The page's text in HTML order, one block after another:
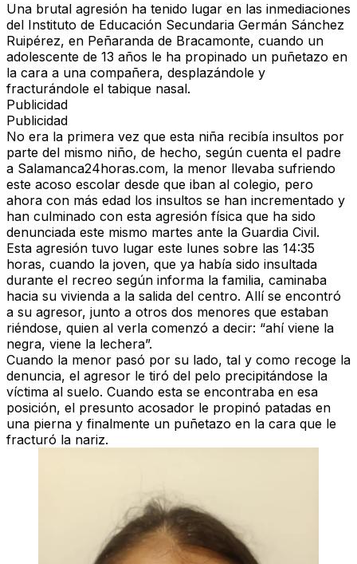
Una brutal agresión ha tenido lugar en las inmediaciones
del Instituto de Educación Secundaria Germán Sánchez
Ruipérez, en Peñaranda de Bracamonte, cuando un
adolescente de 13 años le ha propinado un puñetazo en
la cara a una compañera, desplazándole y
fracturándole el tabique nasal.
Publicidad
Publicidad
No era la primera vez que esta niña recibía insultos por
parte del mismo niño, de hecho, según cuenta el padre
a Salamanca24horas.com, la menor llevaba sufriendo
este acoso escolar desde que iban al colegio, pero
ahora con más edad los insultos se han incrementado y
han culminado con esta agresión física que ha sido
denunciada este mismo martes ante la Guardia Civil.
Esta agresión tuvo lugar este lunes sobre las 14:35
horas, cuando la joven, que ya había sido insultada
durante el recreo según informa la familia, caminaba
hacia su vivienda a la salida del centro. Allí se encontró
a su agresor, junto a otros dos menores que estaban
riéndose, quien al verla comenzó a decir: “ahí viene la
negra, viene la lechera”.
Cuando la menor pasó por su lado, tal y como recoge la
denuncia, el agresor le tiró del pelo precipitándose la
víctima al suelo. Cuando esta se encontraba en esa
posición, el presunto acosador le propinó patadas en
una pierna y finalmente un puñetazo en la cara que le
fracturó la nariz.